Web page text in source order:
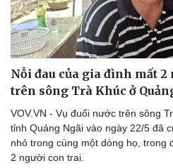
Nỗi đau của gia đình mất
trên sông Trà Khúc ở
VOV.VN - Vụ đuối nước trên sông
tỉnh Quảng Ngãi vào ngày 22/5 đã
nhỏ trong cùng một dòng họ, trong
2 người con trai.